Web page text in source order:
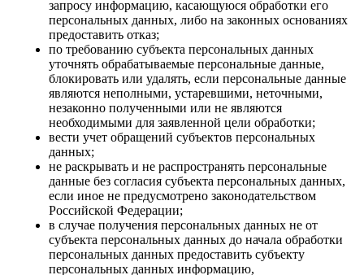
запросу информацию, касающуюся обработки его
персональных данных, либо на законных основаниях
предоставить отказ;
по требованию субъекта персональных данных
уточнять обрабатываемые персональные данные,
блокировать или удалять, если персональные данные
являются неполными, устаревшими, неточными,
незаконно полученными или не являются
необходимыми для заявленной цели обработки;
вести учет обращений субъектов персональных
данных;
не раскрывать и не распространять персональные
данные без согласия субъекта персональных данных,
если иное не предусмотрено законодательством
Российской Федерации;
в случае получения персональных данных не от
субъекта персональных данных до начала обработки
персональных данных предоставить субъекту
персональных данных информацию,